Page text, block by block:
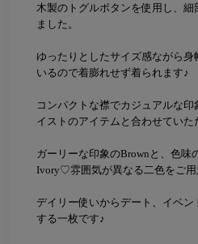
木製のトグルボタンを使用し、細
ました。
ゆったりとしたサイズ感ながら
いるので着膨れせず着られます♪
コンパクトな襟でカジュアルな
イストのアイテムと合わせていた
ガーリーな印象のBrownと、色味
Ivory♡雰囲気が異なる二色をご用
デイリー使いからデート、イベ
する一枚です♪